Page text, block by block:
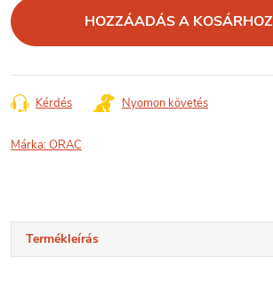
HOZZÁADÁS A KOSÁRHOZ
Kérdés Nyomon követés
Márka:ORAC
Termékleírás